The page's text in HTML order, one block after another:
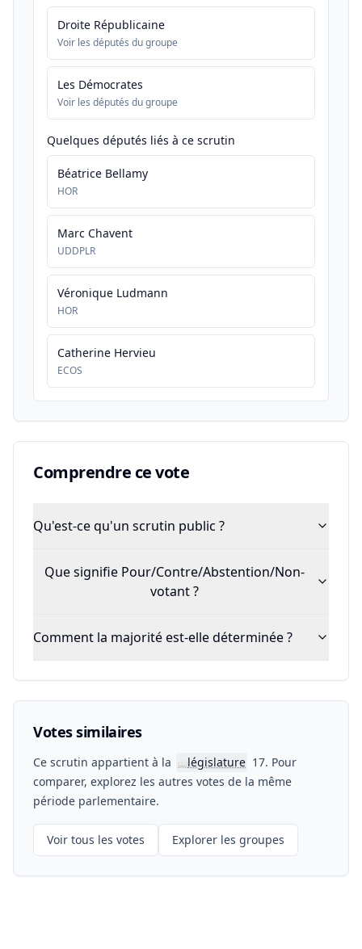
Droite Républicaine
Voir les députés du groupe
Les Démocrates
Voir les députés du groupe
Quelques députés liés à ce scrutin
Béatrice Bellamy
HOR
Marc Chavent
UDDPLR
Véronique Ludmann
HOR
Catherine Hervieu
ECOS
Comprendre ce vote
Qu'est-ce qu'un scrutin public ?
Que signifie Pour/Contre/Abstention/Non-
votant ?
Comment la majorité est-elle déterminée ?
Votes similaires
Ce scrutin appartient à la 📖législature 17. Pour
comparer, explorez les autres votes de la même
période parlementaire.
Voir tous les votes Explorer les groupes